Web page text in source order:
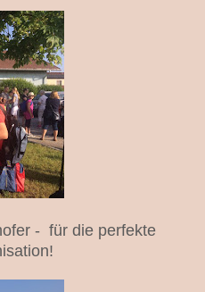
- für die perfekte